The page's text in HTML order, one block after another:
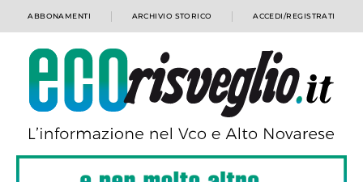
ABBONAMENTI ARCHIVIO STORICO ACCEDI/REGISTRATI